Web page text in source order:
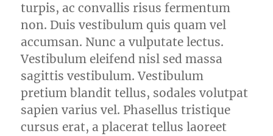
turpis, ac convallis risus fermentum
non. Duis vestibulum quis quam vel
accumsan. Nunc a vulputate lectus.
Vestibulum eleifend nisl sed massa
sagittis vestibulum. Vestibulum
pretium blandit tellus, sodales volutpat
sapien varius vel. Phasellus tristique
cursus erat, a placerat tellus laoreet